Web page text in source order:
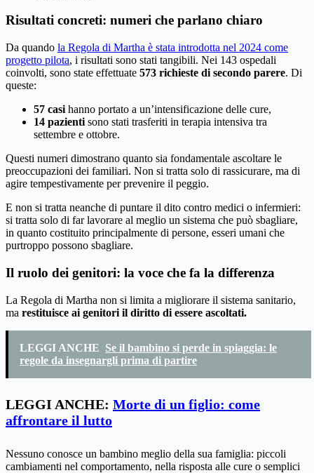
Risultati concreti: numeri che parlano chiaro
Da quando la Regola di Martha è stata introdotta nel 2024 come
progetto pilota, i risultati sono stati tangibili. Nei 143 ospedali
coinvolti, sono state effettuate 573 richieste di secondo parere. Di
queste:
57 casi hanno portato a un’intensificazione delle cure,
14 pazienti sono stati trasferiti in terapia intensiva tra
settembre e ottobre.
Questi numeri dimostrano quanto sia fondamentale ascoltare le
preoccupazioni dei familiari. Non si tratta solo di rassicurare, ma di
agire tempestivamente per prevenire il peggio.
E non si tratta neanche di puntare il dito contro medici o infermieri:
si tratta solo di far lavorare al meglio un sistema che può sbagliare,
in quanto costituito principalmente di persone, esseri umani che
purtroppo possono sbagliare.
Il ruolo dei genitori: la voce che fa la differenza
La Regola di Martha non si limita a migliorare il sistema sanitario,
ma restituisce ai genitori il diritto di essere ascoltati.
LEGGI ANCHE Se il bambino si perde in spiaggia: le
regole da insegnargli prima di partire
LEGGI ANCHE: Morte di un figlio: come
affrontare il lutto
Nessuno conosce un bambino meglio della sua famiglia: piccoli
cambiamenti nel comportamento, nella risposta alle cure o semplici